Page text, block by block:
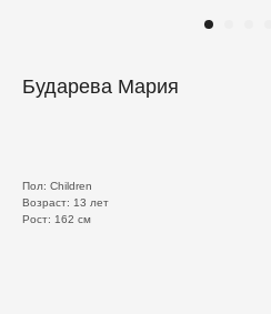
Бударева Мария
Пол: Children
Возраст: 13 лет
Рост: 162 см